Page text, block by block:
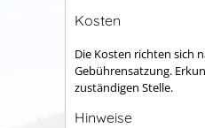
Kosten
Die Kosten richten sich
Gebührensatzung.
zuständigen Stelle.
Hinweise